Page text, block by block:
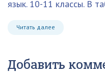
язык. 10-11 классы. В
Читать далее
Добавить